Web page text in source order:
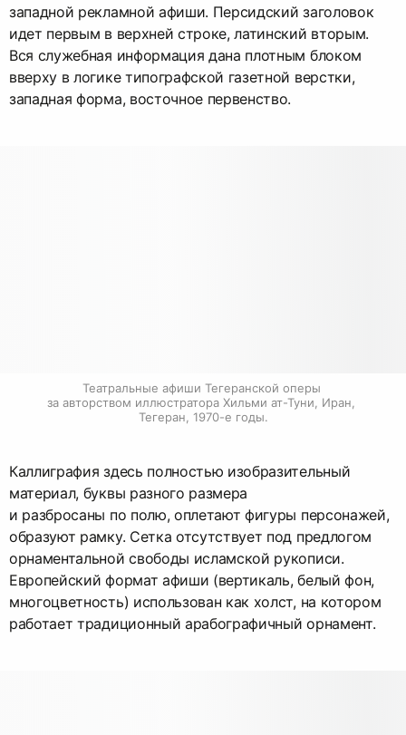
западной рекламной афиши. Персидский заголовок
идет первым в верхней строке, латинский вторым.
Вся служебная информация дана плотным блоком
вверху в логике типографской газетной верстки,
западная форма, восточное первенство.
Театральные афиши Тегеранской оперы
за авторством иллюстратора Хильми ат-Туни, Иран,
Тегеран, 1970-е годы.
Каллиграфия здесь полностью изобразительный
материал, буквы разного размера
и разбросаны по полю, оплетают фигуры персонажей,
образуют рамку. Сетка отсутствует под предлогом
орнаментальной свободы исламской рукописи.
Европейский формат афиши (вертикаль, белый фон,
многоцветность) использован как холст, на котором
работает традиционный арабографичный орнамент.